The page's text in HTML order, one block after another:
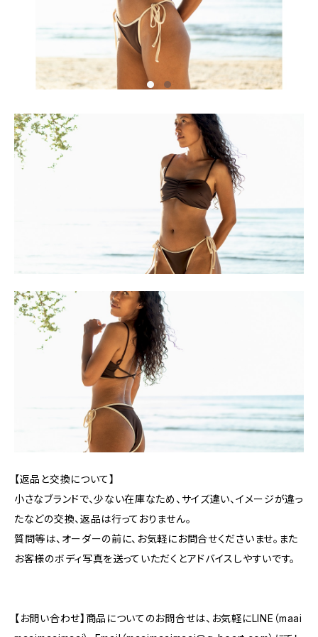
【返品と交換について】
小さなブランドで、少ない在庫なため、サイズ違い、イメージが違っ
たなどの交換、返品は行っておりません。
質問等は、オーダーの前に、お気軽にお問合せくださいませ。また
お客様のボディ写真を送っていただくとアドバイスしやすいです。
【お問い合わせ】商品についてのお問合せは、お気軽にLINE（maai